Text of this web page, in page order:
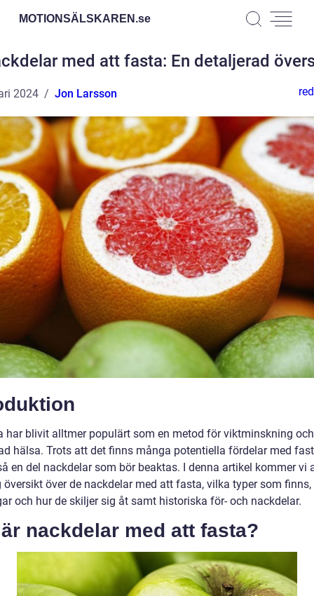
MOTIONSÄLSKAREN.se
med att fasta: En detaljerad
2024 Jon Larsson
har blivit alltmer populärt som en metod för viktminskning och
hälsa. Trots att det finns många potentiella fördelar med
en del nackdelar som bör beaktas. I denna artikel kommer vi
översikt över de nackdelar med att fasta, vilka typer som finns,
och hur de skiljer sig åt samt historiska för- och nackdelar.
nackdelar med att fasta?